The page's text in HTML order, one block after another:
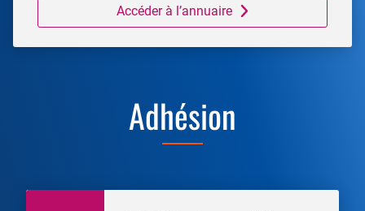
Accéder à l’annuaire
Adhésion